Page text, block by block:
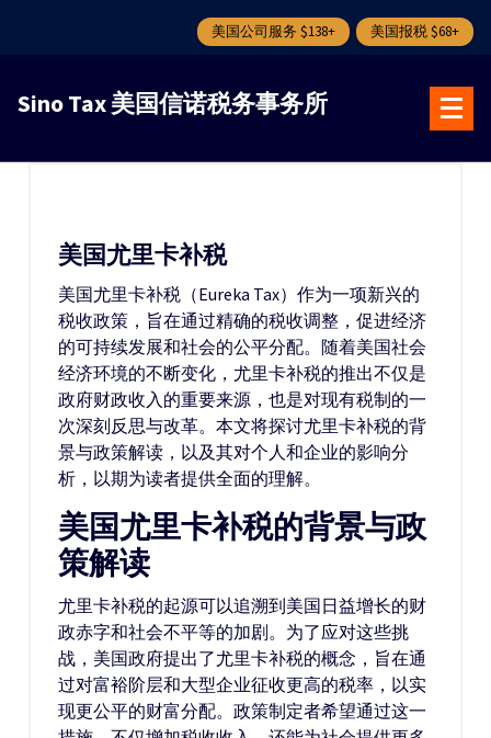
美国公司服务 $138+ 美国报税 $68+
Sino Tax 美国信诺税务事务所
美国尤里卡补税
美国尤里卡补税（Eureka Tax）作为一项新兴的
税收政策，旨在通过精确的税收调整，促进经济
的可持续发展和社会的公平分配。随着美国社会
经济环境的不断变化，尤里卡补税的推出不仅是
政府财政收入的重要来源，也是对现有税制的一
次深刻反思与改革。本文将探讨尤里卡补税的背
景与政策解读，以及其对个人和企业的影响分
析，以期为读者提供全面的理解。
美国尤里卡补税的背景与政
策解读
尤里卡补税的起源可以追溯到美国日益增长的财
政赤字和社会不平等的加剧。为了应对这些挑
战，美国政府提出了尤里卡补税的概念，旨在通
过对富裕阶层和大型企业征收更高的税率，以实
现更公平的财富分配。政策制定者希望通过这一